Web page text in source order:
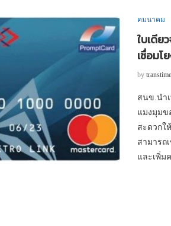
คมนาคม
ใบเดีย
เชื่อมโ
by
สนข.นำ
แมงมุมข
สะดวกใ
สามารถ
และเพิ่ม